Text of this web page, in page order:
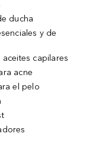
ducha
y de
aceites capilares
acne
el pelo